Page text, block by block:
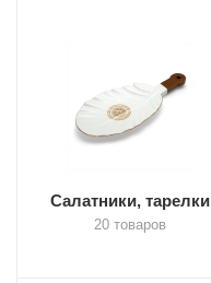
Салатники, тарелки
20 товаров